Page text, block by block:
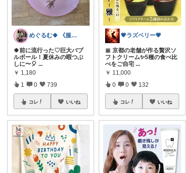
めぐるむ🍀 《服と暮らし》朝コレ
🍀前に流行った♡巨大バブ
ルボール！夏休みの暇つぶ
しに〜🎈 ...
￥ 1,180
1 0 739
コレ いいね
💗ラズベリー💗
🎀 京都の老舗が作る贅沢ソ
フトクリーム✨5種の食べ比
べをご自宅 ...
￥ 11,000
0 0 132
コレ いいね